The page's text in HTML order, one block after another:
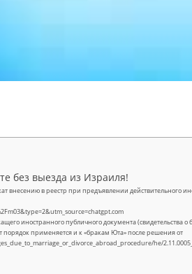
без выезда из Израиля!
в реестр при предъявлении действительного
иностранного публичного документа (свидетельства о
порядок применяется и к «бракам Юта» после решения от
he/